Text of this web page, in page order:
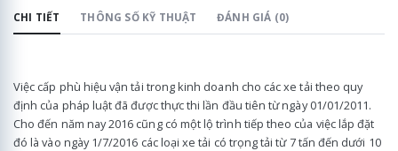
CHI TIẾT THÔNG SỐ KỸ THUẬT ĐÁNH GIÁ (0)
Việc cấp phù hiệu vận tải trong kinh doanh cho các xe tải theo quy
định của pháp luật đã được thực thi lần đầu tiên từ ngày 01/01/2011.
Cho đến năm nay 2016 cũng có một lộ trình tiếp theo của việc lắp đặt
đó là vào ngày 1/7/2016 các loại xe tải có trọng tải từ 7 tấn đến dưới 10